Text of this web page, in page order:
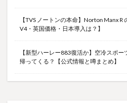
【TVS ノートンの本命】Norton Manx
V4・英国価格・日本導入は？】
【新型ハーレー883復活か】空冷スポ
帰ってくる？【公式情報と噂まとめ】